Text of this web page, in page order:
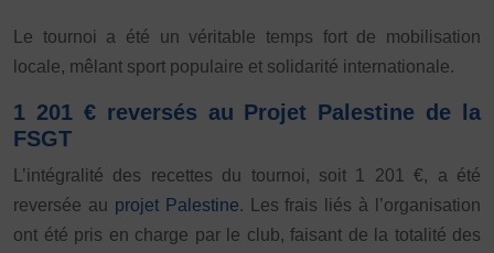
Échanges internationaux
Coopération et solidarité internationales
Vivicittà
CONTACT
JE SOUHAITE M’AFFILIER
Le tournoi a été un véritable temps fort de mobilisation
locale, mêlant sport populaire et solidarité internationale.
1 201 € reversés au Projet Palestine de la
FSGT
L’intégralité des recettes du tournoi, soit 1 201 €, a été
reversée au projet Palestine. Les frais liés à l’organisation
ont été pris en charge par le club, faisant de la totalité des
Thème